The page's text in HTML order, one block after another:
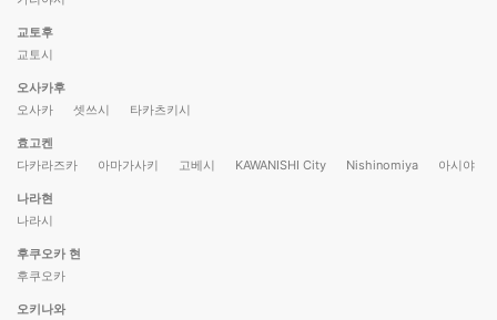
교토후
교토시
오사카후
오사카
셋쓰시 타카츠키시
효고켄
다카라즈카
아마가사키 고베시 KAWANISHI City Nishinomiya 아시야
나라현
나라시
후쿠오카 현
후쿠오카
오키나와